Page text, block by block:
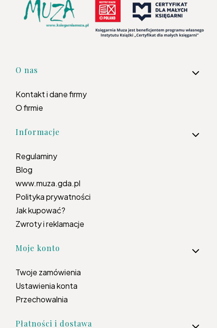
Linki w stopce
O nas
Kontakt i dane firmy
O firmie
Informacje
Regulaminy
Blog
www.muza.gda.pl
Polityka prywatności
Jak kupować?
Zwroty i reklamacje
Moje konto
Twoje zamówienia
Ustawienia konta
Przechowalnia
Płatności i dostawa